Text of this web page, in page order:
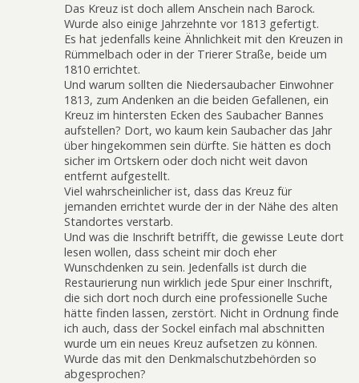
Das Kreuz ist doch allem Anschein nach Barock.
Wurde also einige Jahrzehnte vor 1813 gefertigt.
Es hat jedenfalls keine Ähnlichkeit mit den Kreuzen in
Rümmelbach oder in der Trierer Straße, beide um
1810 errichtet.
Und warum sollten die Niedersaubacher Einwohner
1813, zum Andenken an die beiden Gefallenen, ein
Kreuz im hintersten Ecken des Saubacher Bannes
aufstellen? Dort, wo kaum kein Saubacher das Jahr
über hingekommen sein dürfte. Sie hätten es doch
sicher im Ortskern oder doch nicht weit davon
entfernt aufgestellt.
Viel wahrscheinlicher ist, dass das Kreuz für
jemanden errichtet wurde der in der Nähe des alten
Standortes verstarb.
Und was die Inschrift betrifft, die gewisse Leute dort
lesen wollen, dass scheint mir doch eher
Wunschdenken zu sein. Jedenfalls ist durch die
Restaurierung nun wirklich jede Spur einer Inschrift,
die sich dort noch durch eine professionelle Suche
hätte finden lassen, zerstört. Nicht in Ordnung finde
ich auch, dass der Sockel einfach mal abschnitten
wurde um ein neues Kreuz aufsetzen zu können.
Wurde das mit den Denkmalschutzbehörden so
abgesprochen?